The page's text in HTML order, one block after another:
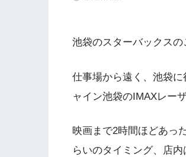
池袋のスターバックスの
仕事場から遠く、池袋
ャイン池袋のIMAXレー
映画まで2時間ほどあっ
らいのタイミング、店